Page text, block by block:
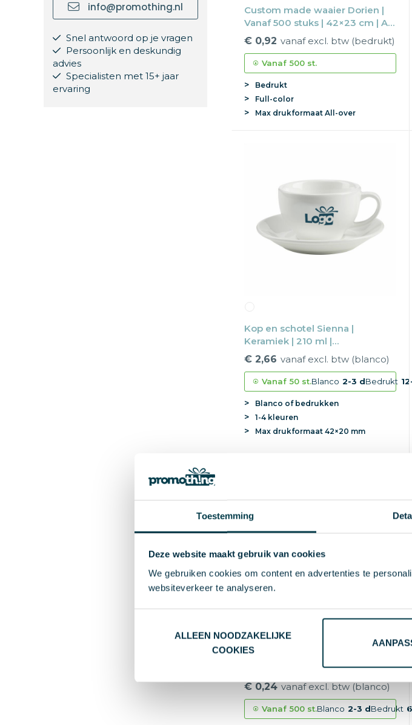
Toestemming
Deze website maakt gebruik van cookies
We gebruiken cookies om content en advertenties te
websiteverkeer te analyseren.
ALLEEN NOODZAKELIJKE
COOKIES
info@promothing.nl
Snel antwoord op je vragen
Persoonlijk en deskundig
advies
Specialisten met 15+ jaar
ervaring
Custom made waaier Dorien |
Vanaf 500 stuks | 42×23 cm | All-
over
€ 0,92 vanaf excl. btw (bedrukt)
Vanaf 500 st.
Bedrukt
Full-color
Max drukformaat All-over
Kop en schotel Sienna |
Keramiek | 210 ml |
Vaatwasserbestendig
€ 2,66 vanaf excl. btw (blanco)
Vanaf 50 st.Blanco 2-3 dBedrukt
Blanco of bedrukken
1-4 kleuren
Max drukformaat 42×20 mm
Non-woven promo tas Talisa |
80 g/m² | 37×40,5×0,2 cm |
Lange hengsels
€ 0,24 vanaf excl. btw (blanco)
Vanaf 500 st.Blanco 2-3 dBedrukt